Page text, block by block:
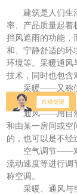
建筑是人们生活
率、产品质量起着
挡风遮雨的功能，
和、宁静舒适的环
环境等。采暖通风
技术，同时也包含
采暖——又称供
度。
通风——用自然或
和由某一房间或空
的，也可以是不经
空气调节——对
流动速度等进行调
称空调。
采暖、通风与空